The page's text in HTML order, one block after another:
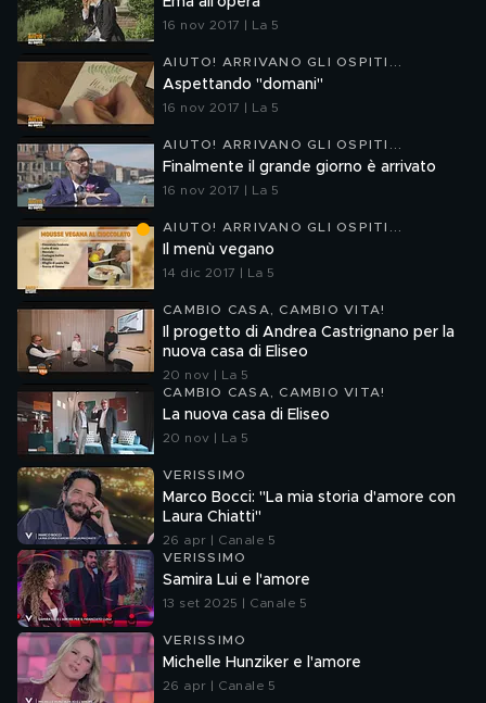
16 nov 2017 | La 5
AIUTO! ARRIVANO GLI OSPITI...
Aspettando "domani"
16 nov 2017 | La 5
AIUTO! ARRIVANO GLI OSPITI...
Finalmente il grande giorno è arrivato
16 nov 2017 | La 5
AIUTO! ARRIVANO GLI OSPITI...
Il menù vegano
14 dic 2017 | La 5
CAMBIO CASA, CAMBIO VITA!
Il progetto di Andrea Castrignano per la
nuova casa di Eliseo
20 nov | La 5
CAMBIO CASA, CAMBIO VITA!
La nuova casa di Eliseo
20 nov | La 5
VERISSIMO
Marco Bocci: "La mia storia d'amore con
Laura Chiatti"
26 apr | Canale 5
VERISSIMO
Samira Lui e l'amore
13 set 2025 | Canale 5
VERISSIMO
Michelle Hunziker e l'amore
26 apr | Canale 5